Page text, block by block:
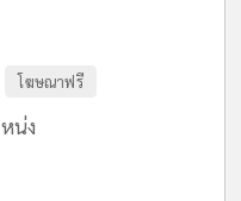
โฆษณาฟรี
น่ง